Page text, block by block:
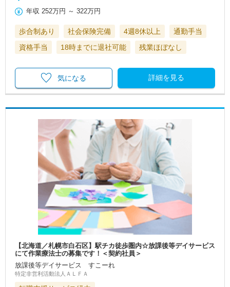
年収 252万円 ～322万円
歩合制あり 社会保険完備 4週8休以上
通勤手当
資格手当
18時までに退社可能 残業ほぼなし
詳細を見る
気になる
【北海道／札幌市白石区】駅チカ徒歩圏内☆放課後等デイサービス
にて作業療法士の募集です！＜契約社員＞
放課後等デイサービス すこーれ
特定非営利活動法人ＡＬＦＡ